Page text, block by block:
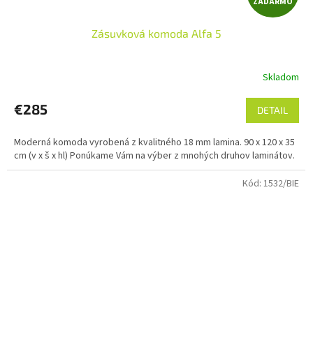
A
A
R
M
O
Zásuvková komoda Alfa 5
Skladom
€285 DETAIL
Moderná komoda vyrobená z kvalitného 18 mm lamina. 90 x 120 x 35
cm (v x š x hl) Ponúkame Vám na výber z mnohých druhov laminátov.
Kód: 1532/BIE